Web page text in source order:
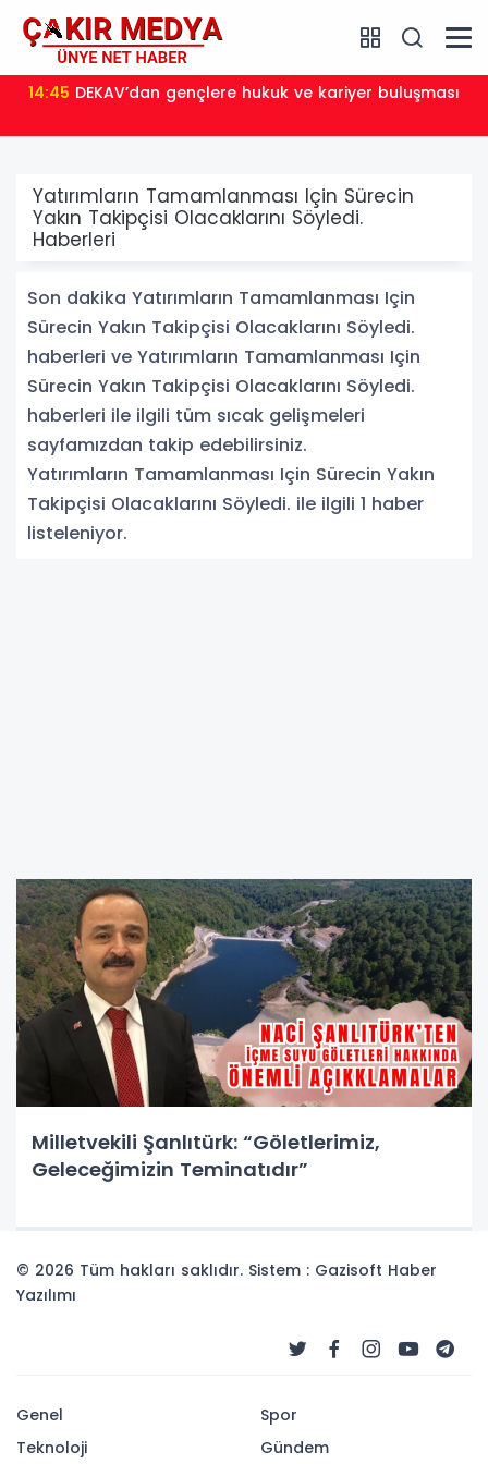
14:45 DEKAV’dan gençlere hukuk ve kariyer buluşması
Yatırımların Tamamlanması Için Sürecin
Yakın Takipçisi Olacaklarını Söyledi.
Haberleri
Son dakika Yatırımların Tamamlanması Için
Sürecin Yakın Takipçisi Olacaklarını Söyledi.
haberleri ve Yatırımların Tamamlanması Için
Sürecin Yakın Takipçisi Olacaklarını Söyledi.
haberleri ile ilgili tüm sıcak gelişmeleri
sayfamızdan takip edebilirsiniz.
Yatırımların Tamamlanması Için Sürecin Yakın
Takipçisi Olacaklarını Söyledi. ile ilgili 1 haber
listeleniyor.
Milletvekili Şanlıtürk: “Göletlerimiz,
Geleceğimizin Teminatıdır”
© 2026 Tüm hakları saklıdır. Sistem : Gazisoft Haber
Yazılımı
Genel
Teknoloji
Spor
Gündem